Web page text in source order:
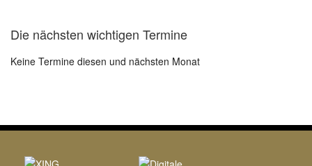
Die nächsten wichtigen Termine
Keine Termine diesen und nächsten Monat